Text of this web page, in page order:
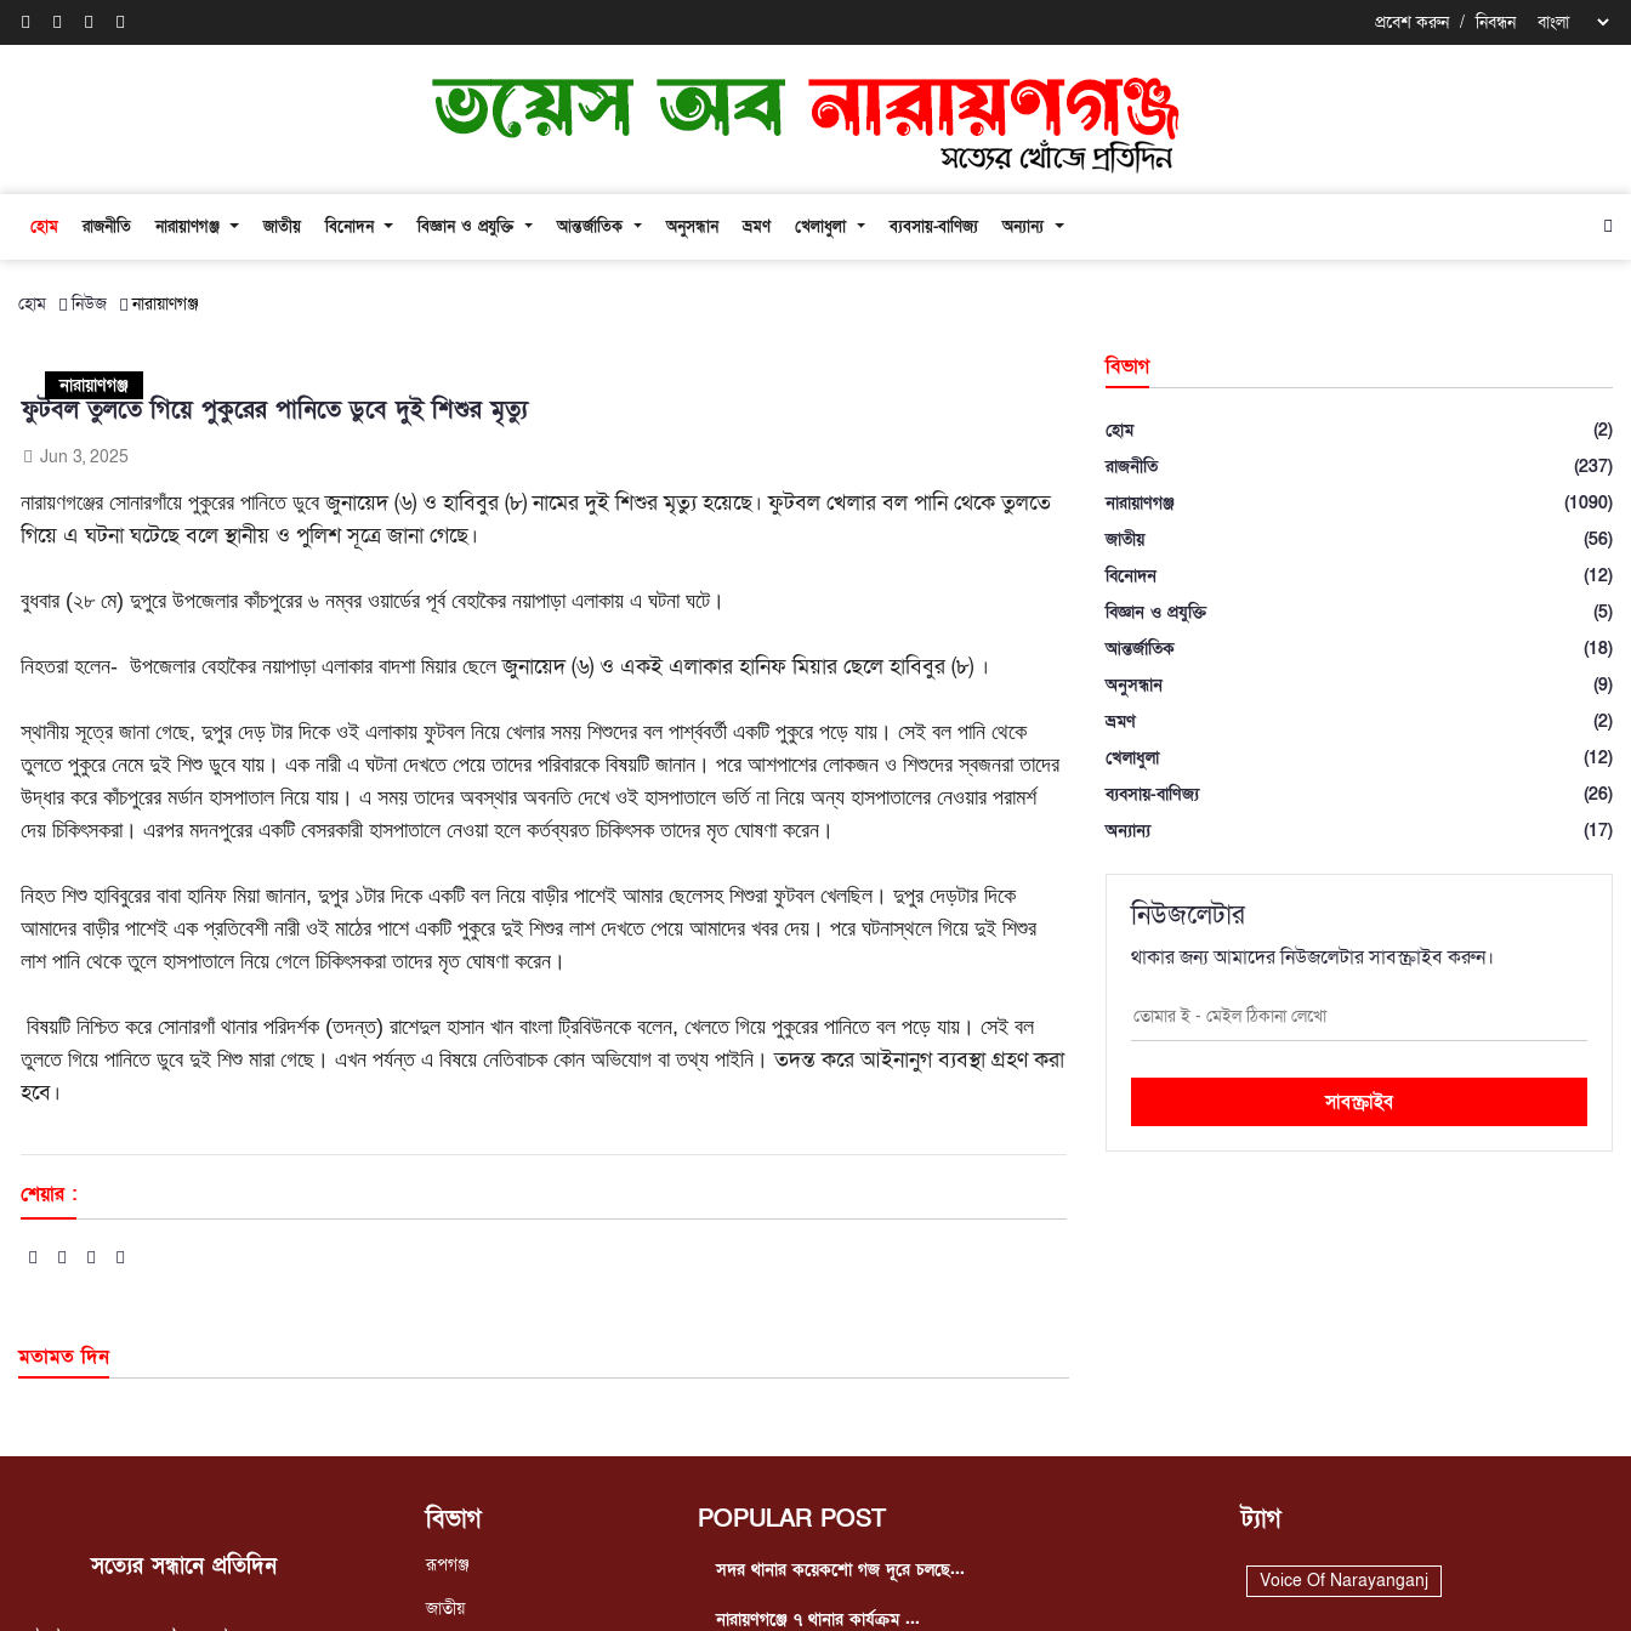
প্রবেশ করুন / নিবন্ধন
হোম রাজনীতি নারায়াণগঞ্জ জাতীয় বিনোদন বিজ্ঞান ও প্রযুক্তি আন্তর্জাতিক অনুসন্ধান ভ্রমণ খেলাধুলা ব্যবসায়-বাণিজ্য অন্যান্য
হোম নিউজ নারায়াণগঞ্জ
নারায়াণগঞ্জ
ফুটবল তুলতে গিয়ে পুকুরের পানিতে ডুবে দুই শিশুর মৃত্যু
Jun 3, 2025
নারায়ণগঞ্জের সোনারগাঁয়ে পুকুরের পানিতে ডুবেজুনায়েদ (৬) ওহাবিবুর (৮) নামেরদুই শিশুর মৃত্যু হয়েছে। ফুটবল খেলার বল পানি থেকে তুলতে
গিয়ে এ ঘটনা ঘটেছে বলে স্থানীয় ও পুলিশ সূত্রে জানা গেছে।
বুধবার (২৮ মে) দুপুরে উপজেলার কাঁচপুরের ৬ নম্বর ওয়ার্ডের পূর্ব বেহাকৈর নয়াপাড়া এলাকায় এ ঘটনা ঘটে।
নিহতরা হলেন- উপজেলার বেহাকৈর নয়াপাড়া এলাকার বাদশা মিয়ার ছেলেজুনায়েদ (৬) ও একই এলাকারহানিফ মিয়ার ছেলে হাবিবুর (৮) ।
স্থানীয় সূত্রে জানা গেছে, দুপুর দেড় টার দিকে ওই এলাকায় ফুটবল নিয়ে খেলার সময় শিশুদের বল পার্শ্ববর্তী একটি পুকুরে পড়ে যায়। সেই বল পানি থেকে
তুলতে পুকুরে নেমে দুই শিশু ডুবে যায়। এক নারী এ ঘটনা দেখতে পেয়ে তাদের পরিবারকে বিষয়টি জানান। পরে আশপাশের লোকজন ও শিশুদের স্বজনরা তাদের
উদ্ধার করে কাঁচপুরের মর্ডান হাসপাতাল নিয়ে যায়। এ সময় তাদের অবস্থার অবনতি দেখে ওই হাসপাতালে ভর্তি না নিয়ে অন্য হাসপাতালের নেওয়ার পরামর্শ
দেয় চিকিৎসকরা। এরপর মদনপুরের একটি বেসরকারী হাসপাতালে নেওয়া হলে কর্তব্যরত চিকিৎসক তাদের মৃত ঘোষণা করেন।
নিহত শিশু হাবিবুরের বাবা হানিফ মিয়া জানান, দুপুর ১টার দিকে একটি বল নিয়ে বাড়ীর পাশেই আমার ছেলেসহ শিশুরা ফুটবল খেলছিল। দুপুর দেড়টার দিকে
আমাদের বাড়ীর পাশেই এক প্রতিবেশী নারী ওই মাঠের পাশে একটি পুকুরে দুই শিশুর লাশ দেখতে পেয়ে আমাদের খবর দেয়। পরে ঘটনাস্থলে গিয়ে দুই শিশুর
লাশ পানি থেকে তুলে হাসপাতালে নিয়ে গেলে চিকিৎসকরা তাদের মৃত ঘোষণা করেন।
বিষয়টি নিশ্চিত করে সোনারগাঁ থানার পরিদর্শক (তদন্ত) রাশেদুল হাসান খান বাংলা ট্রিবিউনকে বলেন, খেলতে গিয়ে পুকুরের পানিতে বল পড়ে যায়। সেই বল
তুলতে গিয়ে পানিতে ডুবে দুই শিশু মারা গেছে। এখন পর্যন্ত এ বিষয়ে নেতিবাচক কোন অভিযোগ বা তথ্য পাইনি।তদন্ত করে আইনানুগ ব্যবস্থা গ্রহণ করা
হবে।
শেয়ার :
মতামত দিন
বিভাগ
হোম
(2)
রাজনীতি
(237)
নারায়াণগঞ্জ
(1090)
জাতীয়
(56)
বিনোদন
(12)
বিজ্ঞান ও প্রযুক্তি
(5)
আন্তর্জাতিক
(18)
অনুসন্ধান
(9)
ভ্রমণ
(2)
খেলাধুলা
(12)
ব্যবসায়-বাণিজ্য
(26)
অন্যান্য
(17)
নিউজলেটার
থাকার জন্য আমাদের নিউজলেটার সাবস্ক্রাইব করুন।
সাবস্ক্রাইব
সত্যের সন্ধানে প্রতিদিন
বিভাগ
রূপগঞ্জ
জাতীয়
POPULAR POST
সদর থানার কয়েকশো গজ দূরে চলছে...
নারায়ণগঞ্জে ৭ থানার কার্যক্রম ...
ট্যাগ
Voice Of Narayanganj